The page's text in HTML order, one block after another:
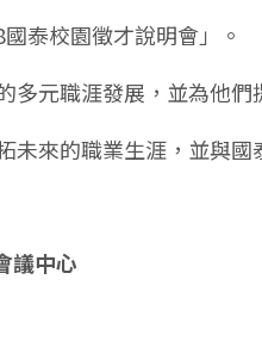
泰校園徵才說明會」。
多元職涯發展，並為他
未來的職業生涯，並與國
議中心